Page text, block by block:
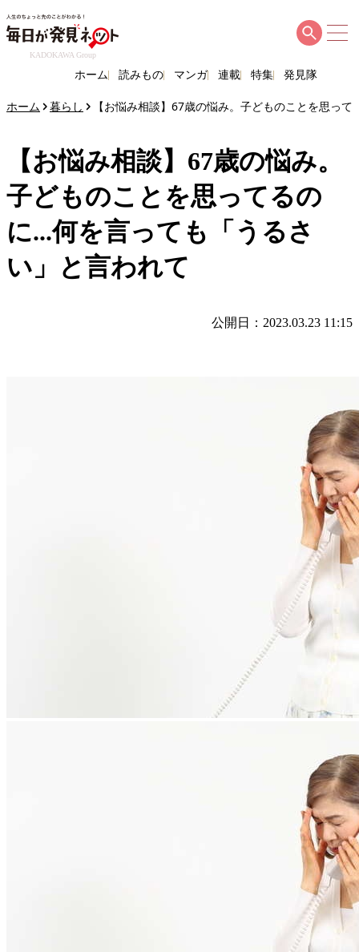
KADOKAWA Group
ホーム 読みもの マンガ 連載 特集 発見隊
ホーム 暮らし 【お悩み相談】67歳の悩み。子どものことを思っ
【お悩み相談】67歳の悩み。
子どものことを思ってるの
に...何を言っても「うるさ
い」と言われて
公開日：2023.03.23 11:15